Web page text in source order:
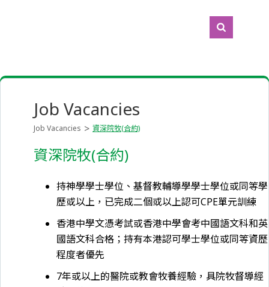
Job Vacancies
Job Vacancies 資深院牧(合約)
資深院牧(合約)
持神學學士學位、基督教輔導學學士學位或同等學
歷或以上，已完成二個或以上認可CPE單元訓練
香港中學文憑考試或香港中學會考中國語文科和英
國語文科合格；持有本港認可學士學位或同等資歷
程度者優先
7年或以上的醫院或教會牧養經驗，具院牧督導經